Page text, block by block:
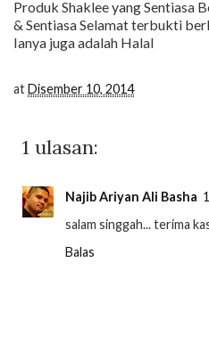
Produk Shaklee yang Sentiasa
& Sentiasa Selamat terbukti
Ianya juga adalah Halal
atDisember 10, 2014
1 ulasan:
Najib Ariyan Ali Basha
salam singgah... terima
Balas